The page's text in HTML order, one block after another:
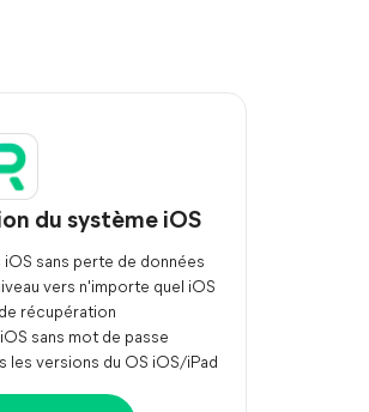
du système iOS
sans perte de données
vers n'importe quel iOS
récupération
sans mot de passe
les versions du OS iOS/iPad